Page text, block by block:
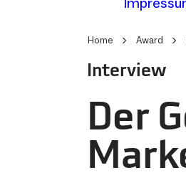
Home Award
Interview
Der